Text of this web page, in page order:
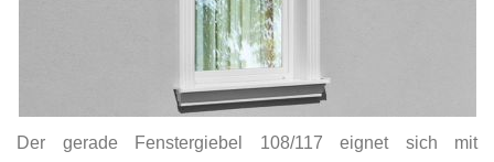
Der gerade Fenstergiebel 108/117 eignet sich mit